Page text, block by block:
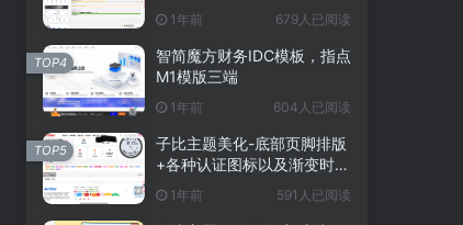
1年前 679人已阅读
智简魔方财务IDC模板，指点
M1模版三端
1年前 604人已阅读
TOP4
子比主题美化-底部页脚排版
+各种认证图标以及渐变时间
运行
1年前 591人已阅读
TOP5